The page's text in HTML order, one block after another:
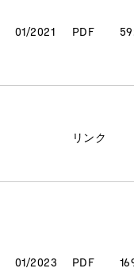
01/2021 PDF
リンク
01/2023 PDF